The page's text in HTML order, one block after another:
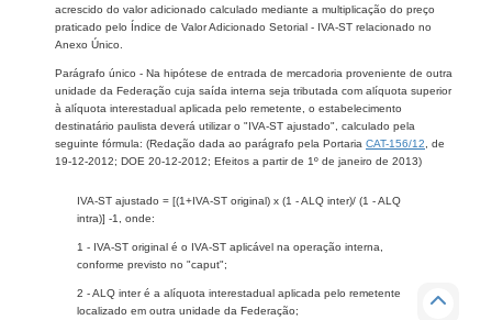
acrescido do valor adicionado calculado mediante a multiplicação do preço
praticado pelo Índice de Valor Adicionado Setorial - IVA-ST relacionado no
Anexo Único.
Parágrafo único - Na hipótese de entrada de mercadoria proveniente de outra
unidade da Federação cuja saída interna seja tributada com alíquota superior
à alíquota interestadual aplicada pelo remetente, o estabelecimento
destinatário paulista deverá utilizar o "IVA-ST ajustado", calculado pela
seguinte fórmula: (Redação dada ao parágrafo pela Portaria CAT-156/12 , de
19-12-2012; DOE 20-12-2012; Efeitos a partir de 1º de janeiro de 2013)
IVA-ST ajustado = [(1+IVA-ST original) x (1 - ALQ inter)/ (1 - ALQ
intra)] -1, onde:
1 - IVA-ST original é o IVA-ST aplicável na operação interna,
conforme previsto no "caput";
2 - ALQ inter é a alíquota interestadual aplicada pelo remetente
localizado em outra unidade da Federação;